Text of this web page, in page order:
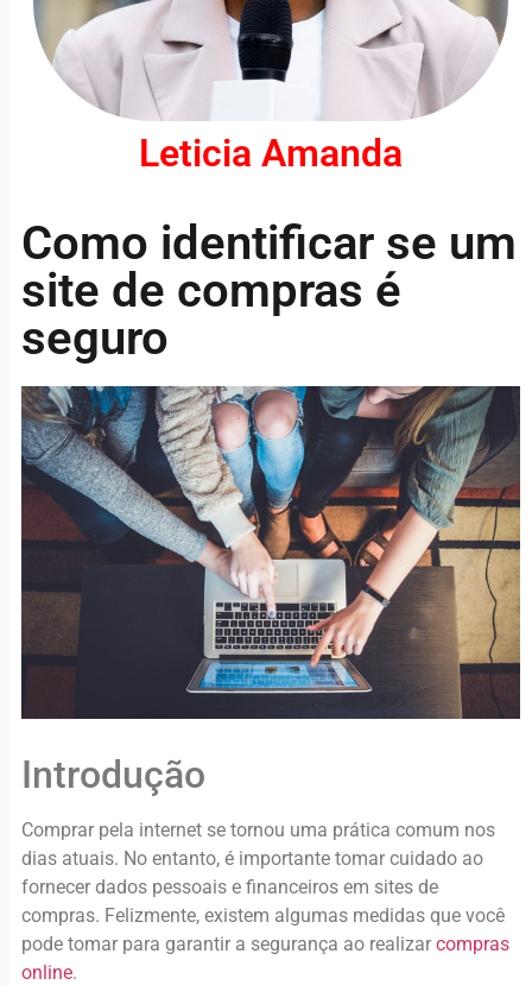
Leticia Amanda
Como identificar se um
site de compras é
seguro
Introdução
Comprar pela internet se tornou uma prática comum nos
dias atuais. No entanto, é importante tomar cuidado ao
fornecer dados pessoais e financeiros em sites de
compras. Felizmente, existem algumas medidas que você
pode tomar para garantir a segurança ao realizar compras
online.